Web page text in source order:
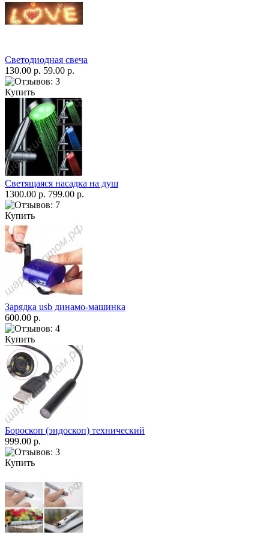
Светодиодная свеча
130.00 р. 59.00 р.
Купить
Светящаяся насадка на душ
1300.00 р. 799.00 р.
Купить
Зарядка usb динамо-машинка
600.00 р.
Купить
Бороскоп (эндоскоп) технический
999.00 р.
Купить